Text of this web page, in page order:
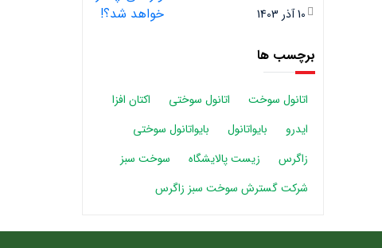
10 آذر 1403
برچسب ها
اتانول سوخت اتانول سوختی
اکتان افزا
ایدرو
بایواتانول
بایواتانول سوختی
زاگرس
زیست پالایشگاه
سوخت سبز
شرکت گسترش سوخت سبز زاگرس